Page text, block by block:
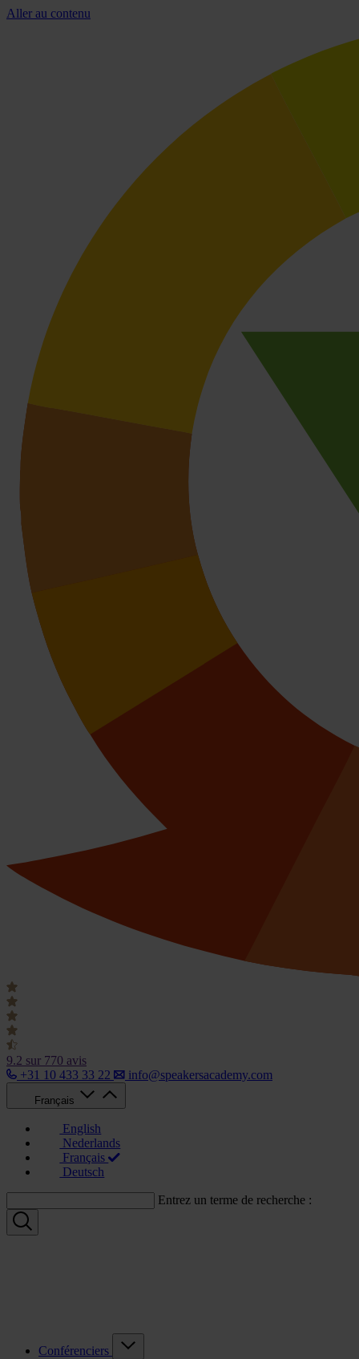
Aller au contenu
9.2 sur 770 avis
+31 10 433 33 22
info@speakersacademy.com
Français
English
Nederlands
Français
Deutsch
Entrez un terme de recherche :
Conférenciers